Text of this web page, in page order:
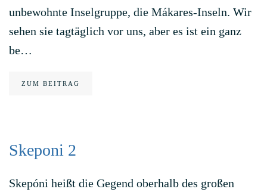
unbewohnte Inselgruppe, die Mákares-Inseln. Wir
sehen sie tagtäglich vor uns, aber es ist ein ganz
be…
ZUM BEITRAG
Skeponi 2
Skepóni heißt die Gegend oberhalb des großen